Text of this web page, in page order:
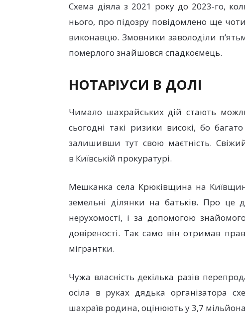
Схема діяла з 2021 року до 2023-го,
нього, про підозру повідомлено ще
виконавцю. Змовники заволоділи
померлого знайшовся спадкоємець.
НОТАРІУСИ В ДОЛІ
Чимало шахрайських дій стають
сьогодні такі ризики високі, бо
залишивши тут свою маєтність.
в Київській прокуратурі.
Мешканка села Крюківщина на
земельні ділянки на батьків. Про це
нерухомості, і за допомогою
довіреності. Так само він отримав
мігрантки.
Чужа власність декілька разів
осіла в руках дядька організатора
шахраїв родина, оцінюють у 3,7